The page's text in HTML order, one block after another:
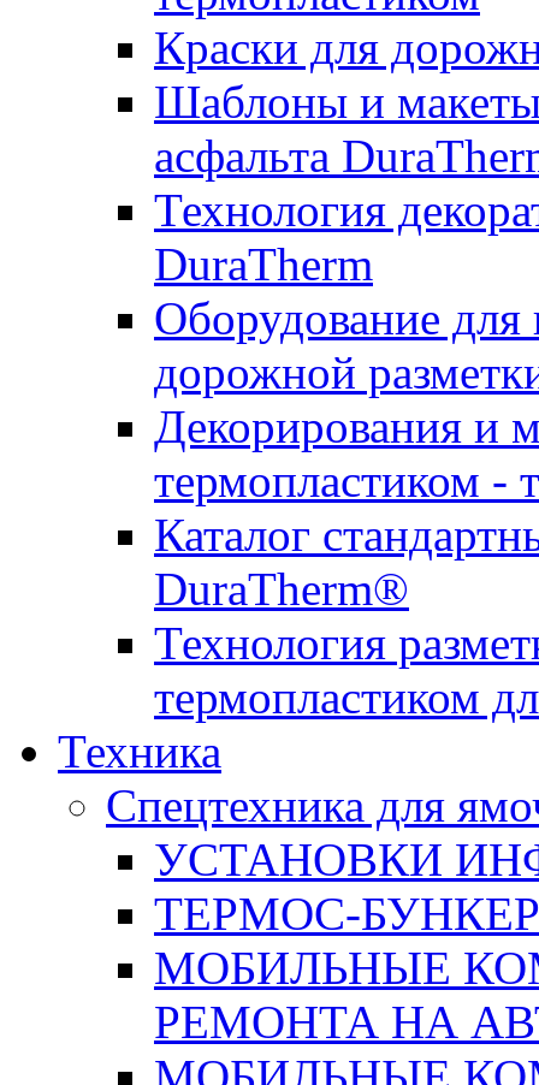
Краски для
Шаблоны и макеты
асфальта
Технология
DuraTherm
Оборудование для
дорожной
Декорирования и
термопластиком -
Каталог
DuraTherm®
Технология
термопластиком
Техника
Спецтехника для
УСТАНОВКИ
ТЕРМОС-
МОБИЛЬНЫЕ
РЕМОНТА НА